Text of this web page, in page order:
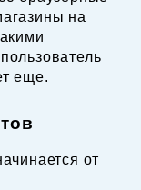
на
еще.
от